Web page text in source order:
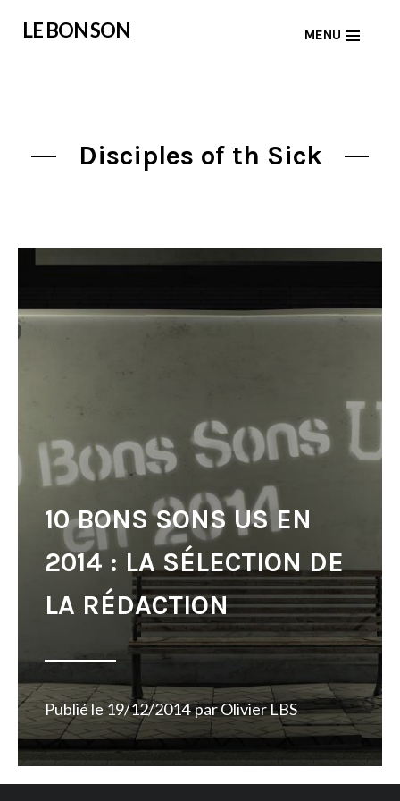
LE BON SON MENU
Disciples of th Sick
10 BONS SONS US EN
2014 : LA SÉLECTION DE
LA RÉDACTION
Publié le19/12/2014 parOlivier LBS